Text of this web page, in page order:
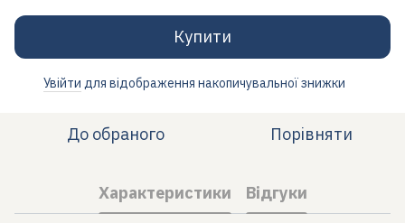
Купити
Увійти для відображення накопичувальної знижки
До обраного Порівняти
Характеристики Відгуки